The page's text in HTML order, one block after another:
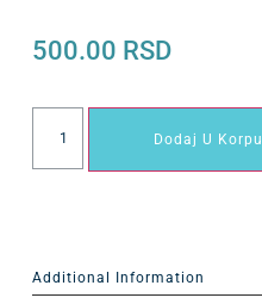
500.00 RSD
Dodaj U Korpu
Additional Information